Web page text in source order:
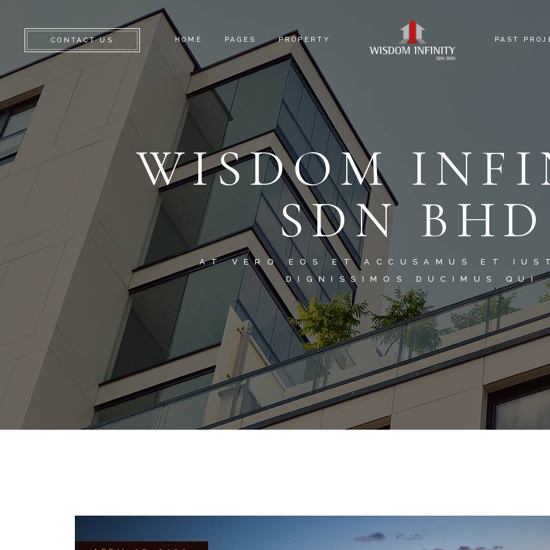
CONTACT US HOME PAGES
ABOUT US
CONTACT US
PROPERTY
WISDOM PARK @ JENJAROM
PROPERTY TYPES
PAST
WISDOM
SDN BHD
AT VERO EOS ET ACCUSAMUS ET
DIGNISSIMOS DUCIMUS QUI